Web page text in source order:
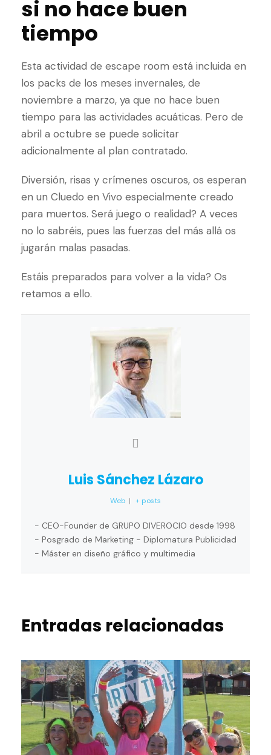
si no hace buen
tiempo
Esta actividad de escape room está incluida en
los packs de los meses invernales, de
noviembre a marzo, ya que no hace buen
tiempo para las actividades acuáticas. Pero de
abril a octubre se puede solicitar
adicionalmente al plan contratado.
Diversión, risas y crímenes oscuros, os esperan
en un Cluedo en Vivo especialmente creado
para muertos. Será juego o realidad? A veces
no lo sabréis, pues las fuerzas del más allá os
jugarán malas pasadas.
Estáis preparados para volver a la vida? Os
retamos a ello.
Luis Sánchez Lázaro
Web | + posts
- CEO-Founder de GRUPO DIVEROCIO desde 1998
- Posgrado de Marketing - Diplomatura Publicidad
- Máster en diseño gráfico y multimedia
Entradas relacionadas